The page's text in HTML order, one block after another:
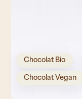
Chocolat Bio
Chocolat Vegan